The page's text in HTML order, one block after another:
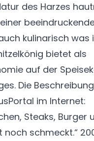
des Harzes
kulinarisch was
bietet als
auf der
Die
im Internet:
Steaks, Burger
noch schmeckt.“